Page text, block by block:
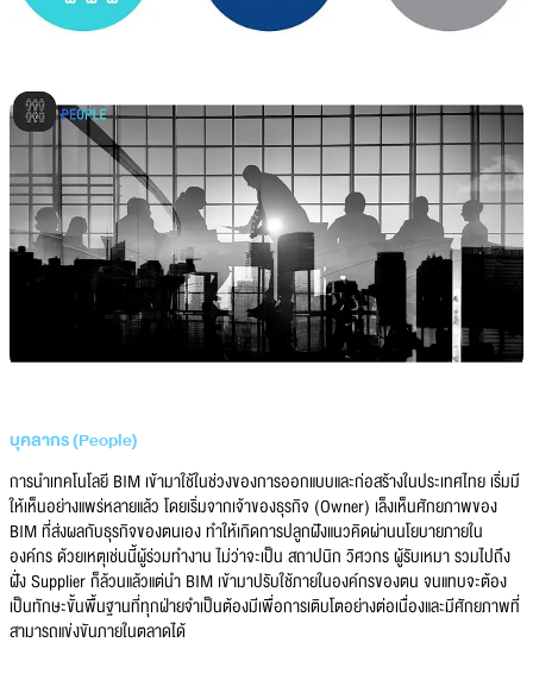
บุคลากร (People)
การนำเทคโนโลยี BIM เข้ามาใช้ในช่วงของการออกแบบและก่อสร้างในประเทศไทย เริ่มมี
ให้เห็นอย่างแพร่หลายแล้ว โดยเริ่มจากเจ้าของธุรกิจ (Owner) เล็งเห็นศักยภาพของ
BIM ที่ส่งผลกับธุรกิจของตนเอง ทำให้เกิดการปลูกฝังแนวคิดผ่านนโยบายภายใน
องค์กร ด้วยเหตุเช่นนี้ผู้ร่วมทำงาน ไม่ว่าจะเป็น สถาปนิก วิศวกร ผู้รับเหมา รวมไปถึง
ฝั่ง Supplier ก็ล้วนแล้วแต่นำ BIM เข้ามาปรับใช้ภายในองค์กรของตน จนแทบจะต้อง
เป็นทักษะขั้นพื้นฐานที่ทุกฝ่ายจำเป็นต้องมีเพื่อการเติบโตอย่างต่อเนื่องและมีศักยภาพที่
สามารถแข่งขันภายในตลาดได้